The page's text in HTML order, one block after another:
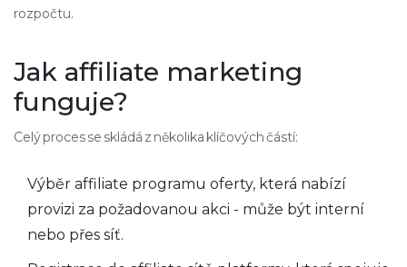
rozpočtu.
Jak affiliate marketing
funguje?
Celý proces se skládá z několika klíčových částí:
Výběr affiliate programu oferty, která nabízí
provizi za požadovanou akci - může být interní
nebo přes síť.